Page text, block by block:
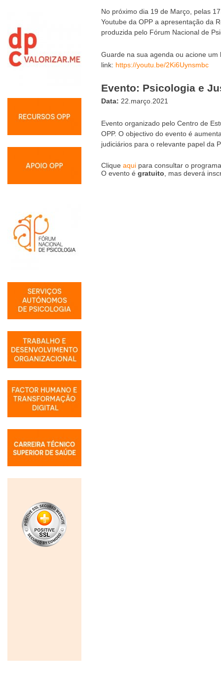
No próximo dia 19 de Março, pelas
Youtube da OPP a apresentação da
produzida pelo Fórum Nacional de
Guarde na sua agenda ou acione
link: https://youtu.be/2Ki6Uynsmbc
Evento: Psicologia e
Data: 22.março.2021
Evento organizado pelo Centro de
OPP. O objectivo do evento é
judiciários para o relevante papel da
Clique aqui para consultar o
O evento é gratuito , mas deverá